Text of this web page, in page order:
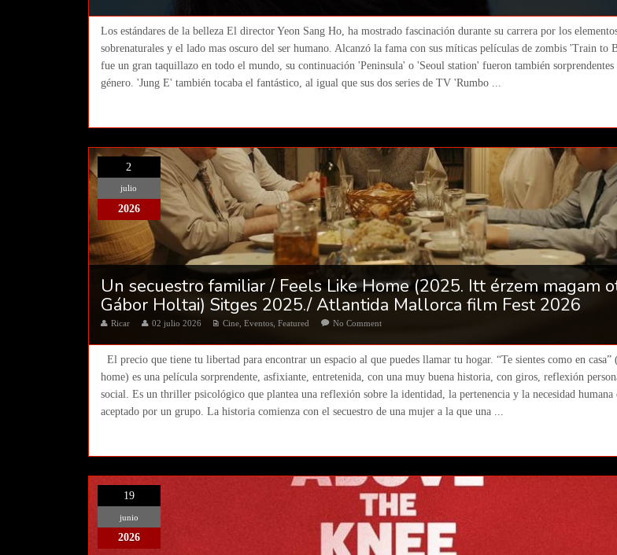
Los estándares de la belleza El director Yeon Sang Ho, ha mostrado fascinación durante su carrera por los
sobrenaturales y el lado mas oscuro del ser humano. Alcanzó la fama con sus míticas películas de zombis 'Train to
fue un gran taquillazo en todo el mundo, su continuación 'Peninsula' o 'Seoul station' fueron también sorprendentes
género. 'Jung E' también tocaba el fantástico, al igual que sus dos series de TV 'Rumbo ...
2
julio
2026
Un secuestro familiar / Feels Like Home (2025. Itt érzem magam
Gábor Holtai) Sitges 2025./ Atlantida Mallorca film Fest 2026
Ricar 02 julio 2026 Cine ,Eventos ,Featured No Comment
El precio que tiene tu libertad para encontrar un espacio al que puedes llamar tu hogar. “Te sientes como en casa”
home) es una película sorprendente, asfixiante, entretenida, con una muy buena historia, con giros, reflexión
social. Es un thriller psicológico que plantea una reflexión sobre la identidad, la pertenencia y la necesidad humana
aceptado por un grupo. La historia comienza con el secuestro de una mujer a la que una ...
19
junio
2026